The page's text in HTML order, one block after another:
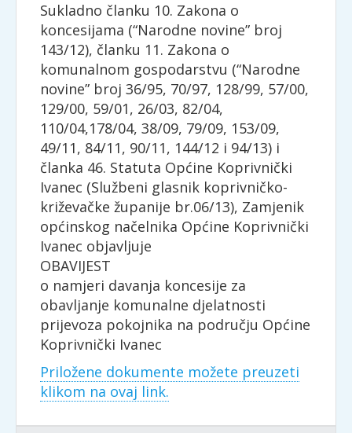
Sukladno članku 10. Zakona o
koncesijama (“Narodne novine” broj
143/12), članku 11. Zakona o
komunalnom gospodarstvu (“Narodne
novine” broj 36/95, 70/97, 128/99, 57/00,
129/00, 59/01, 26/03, 82/04,
110/04,178/04, 38/09, 79/09, 153/09,
49/11, 84/11, 90/11, 144/12 i 94/13) i
članka 46. Statuta Općine Koprivnički
Ivanec (Službeni glasnik koprivničko-
križevačke županije br.06/13), Zamjenik
općinskog načelnika Općine Koprivnički
Ivanec objavljuje
OBAVIJEST
o namjeri davanja koncesije za
obavljanje komunalne djelatnosti
prijevoza pokojnika na području Općine
Koprivnički Ivanec
Priložene dokumente možete preuzeti
klikom na ovaj link.